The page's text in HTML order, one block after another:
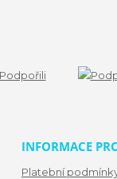
INFORMACE
Platební